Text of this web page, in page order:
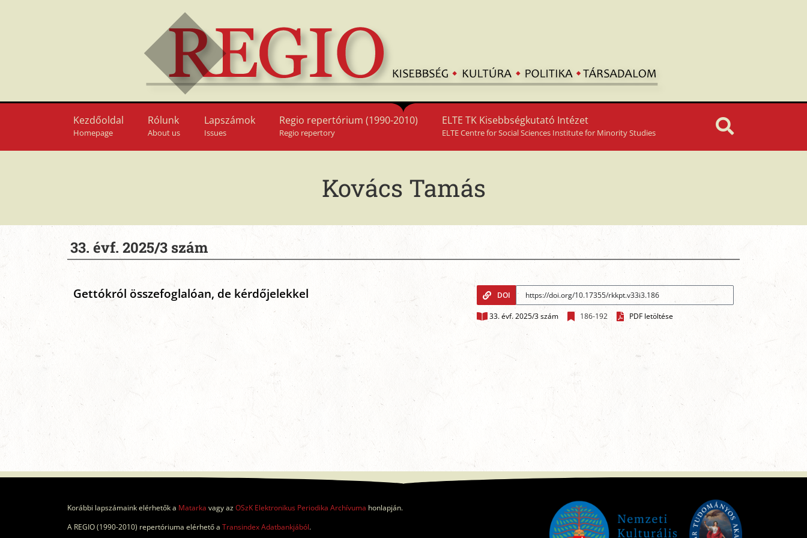
Kezdőoldal
Homepage
Rólunk
About us
Lapszámok
Issues
Regio repertórium (1990-2010)
Regio repertory
ELTE TK Kisebbségkutató Intézet
ELTE Centre for Social Sciences Institute for Minority Studies
Kovács Tamás
33. évf. 2025/3 szám
Gettókról összefoglalóan, de kérdőjelekkel DOI
33. évf. 2025/3 szám 186-192 PDF letöltése
Korábbi lapszámaink elérhetők a Matarka vagy azOSzK Elektronikus Periodika Archívuma honlapján.
A REGIO (1990-2010) repertóriuma elérhető a Transindex Adatbankjából.